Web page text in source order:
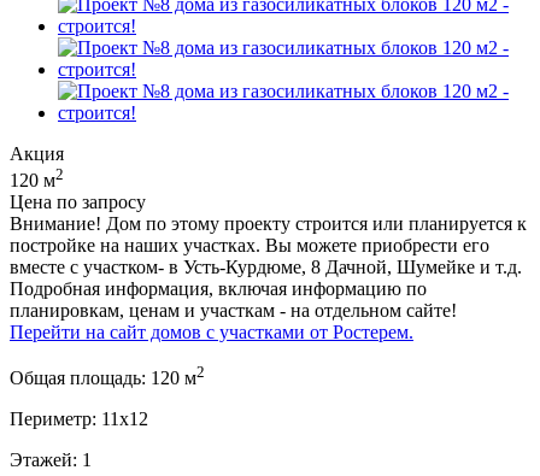
Акция
120 м2
Цена по запросу
Внимание! Дом по этому проекту строится или планируется к
постройке на наших участках. Вы можете приобрести его
вместе с участком- в Усть-Курдюме, 8 Дачной, Шумейке и т.д.
Подробная информация, включая информацию по
планировкам, ценам и участкам - на отдельном сайте!
Перейти на сайт домов с участками от Ростерем.
Общая площадь: 120 м2
Периметр: 11х12
Этажей: 1